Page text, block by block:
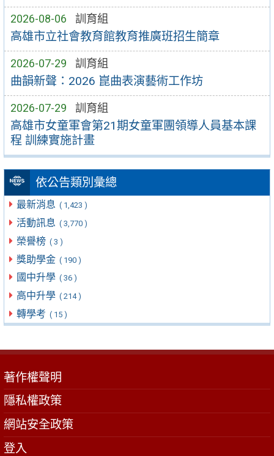
2026-08-06 訓育組
高雄市立社會教育館教育推廣班招生簡章
2026-07-29 訓育組
曲韻新聲：2026 崑曲表演藝術工作坊
2026-07-29 訓育組
高雄市女童軍會第21期女童軍團領導人員基本課
程 訓練實施計畫
依公告類別彙總
最新消息 ( 1,423 )
活動訊息 ( 3,770 )
榮譽榜 ( 3 )
獎助學金 ( 190 )
國中升學 ( 36 )
高中升學 ( 214 )
轉學考 ( 15 )
著作權聲明
隱私權政策
網站安全政策
登入